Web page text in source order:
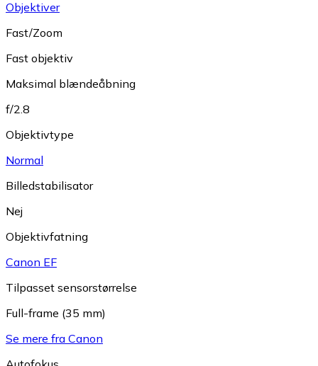
Objektiver
Fast/Zoom
Fast objektiv
Maksimal blændeåbning
f/2.8
Objektivtype
Normal
Billedstabilisator
Nej
Objektivfatning
Canon EF
Tilpasset sensorstørrelse
Full-frame (35 mm)
Se mere fra Canon